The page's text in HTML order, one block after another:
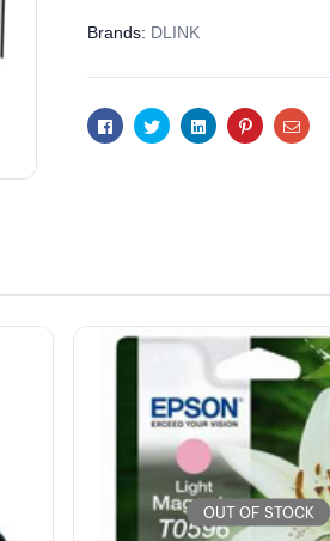
Brands: DLINK
FacebookTwitterLinkedinPinterestEmail
OUT OF STOCK